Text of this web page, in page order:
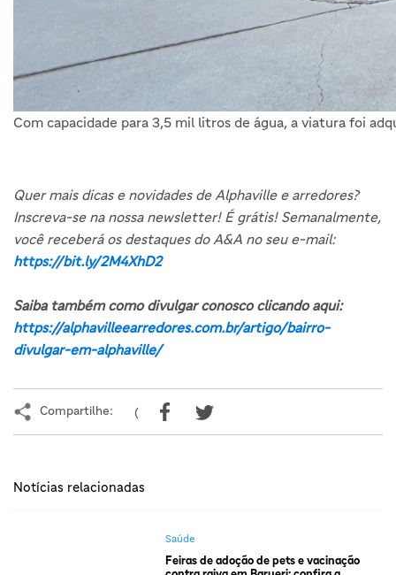
Com capacidade para 3,5 mil litros de água, a viatura foi
Quer mais dicas e novidades de Alphaville e arredores?
Inscreva-se na nossa newsletter! É grátis! Semanalmente,
você receberá os destaques do A&A no seu e-mail:
https://bit.ly/2M4XhD2
Saiba também como divulgar conosco clicando aqui:
https://alphavilleearredores.com.br/artigo/bairro-
divulgar-em-alphaville/
Compartilhe: (
Notícias relacionadas
Saúde
Feiras de adoção de pets e vacinação